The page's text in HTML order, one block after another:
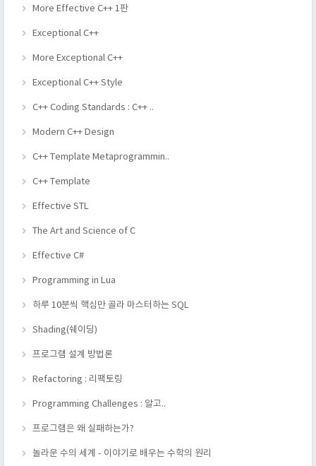
More Effective C++ 1판
Exceptional C++
More Exceptional C++
Exceptional C++ Style
C++ Coding Standards : C++ ..
Modern C++ Design
C++ Template Metaprogrammin..
C++ Template
Effective STL
The Art and Science of C
Effective C#
Programming in Lua
하루 10분씩 핵심만 골라 마스터하는 SQL
Shading(쉐이딩)
프로그램 설계 방법론
Refactoring : 리팩토링
Programming Challenges : 알고..
프로그램은 왜 실패하는가?
놀라운 수의 세계 - 이야기로 배우는 수학의 원리